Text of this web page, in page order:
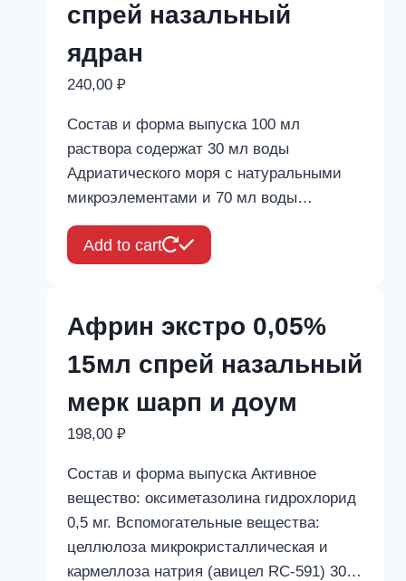
спрей назальный
ядран
240,00 ₽
Состав и форма выпуска 100 мл
раствора содержат 30 мл воды
Адриатического моря с натуральными
микроэлементами и 70 мл воды…
Add to cart
Африн экстро 0,05%
15мл спрей назальный
мерк шарп и доум
198,00 ₽
Состав и форма выпуска Активное
вещество: оксиметазолина гидрохлорид
0,5 мг. Вспомогательные вещества:
целлюлоза микрокристаллическая и
кармеллоза натрия (авицел RC-591) 30…